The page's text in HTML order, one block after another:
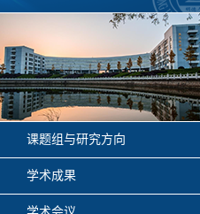
课题组与研究方向
学术成果